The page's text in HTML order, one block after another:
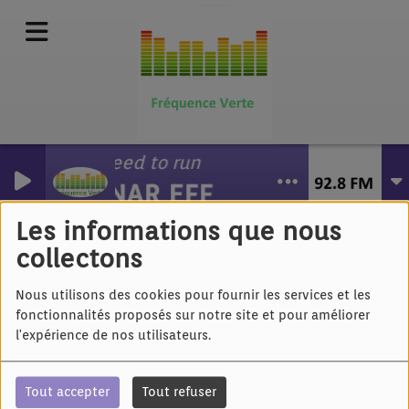
Les informations que nous
collectons
Nous utilisons des cookies pour fournir les services et les
fonctionnalités proposés sur notre site et pour améliorer
l'expérience de nos utilisateurs.
Tout accepter Tout refuser
No need to run
RUNAR EFF
Amoure - Strasbourg